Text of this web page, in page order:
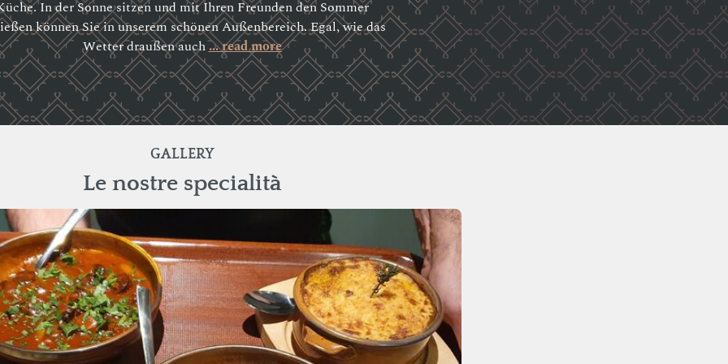
In der Sonne sitzen und mit Ihren Freunden den Sommer
können Sie in unserem schönen Außenbereich. Egal, wie das
Wetter draußen auch... read more
GALLERY
Le nostre specialità